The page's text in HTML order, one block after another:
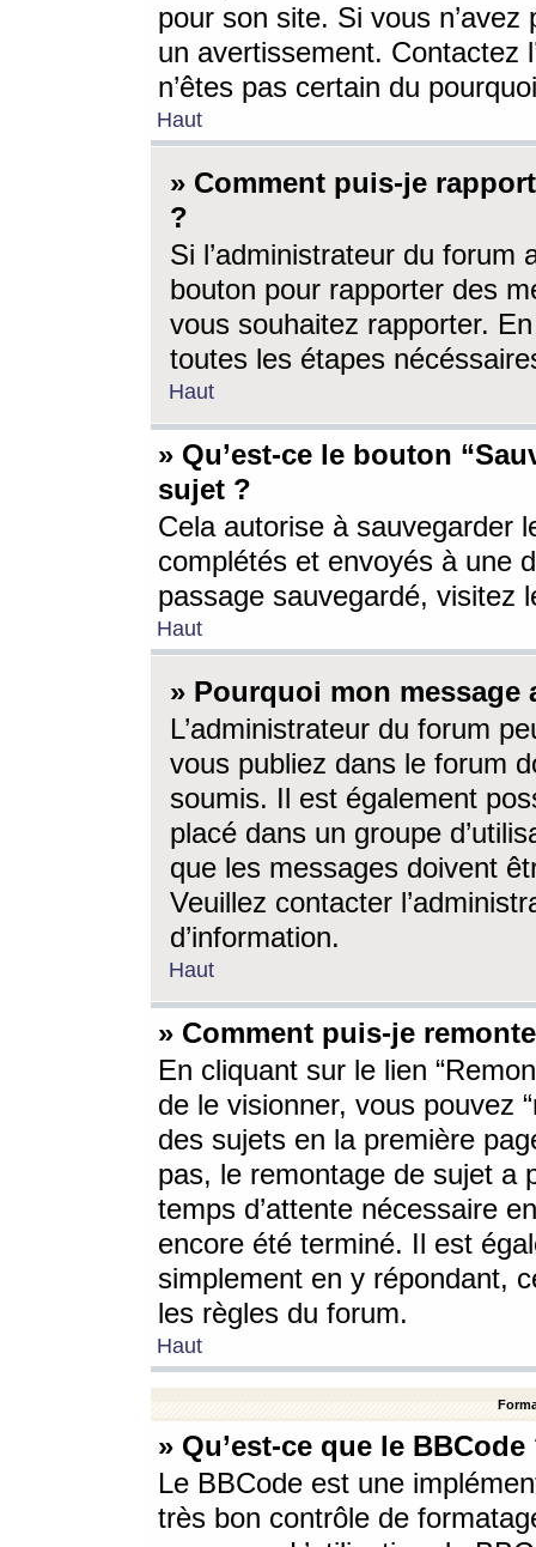
pour son site. Si vous
un avertissement. Contactez
n’êtes pas certain du
Haut
» Comment puis-je
?
Si l’administrateur du forum
bouton pour rapporter des
vous souhaitez rapporter.
toutes les étapes
Haut
» Qu’est-ce le bouton
sujet ?
Cela autorise à sauvegarder
complétés et envoyés à une
passage sauvegardé, visitez
Haut
» Pourquoi mon message
L’administrateur du forum
vous publiez dans le forum
soumis. Il est également
placé dans un groupe
que les messages doivent
Veuillez contacter
d’information.
Haut
» Comment puis-je
En cliquant sur le lien
de le visionner, vous pouvez
des sujets en la première
pas, le remontage de sujet a
temps d’attente nécessaire
encore été terminé. Il est
simplement en y répondant,
les règles du forum.
Haut
» Qu’est-ce que le BBCode
Le BBCode est une
très bon contrôle de